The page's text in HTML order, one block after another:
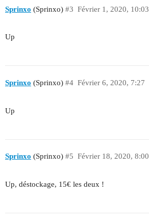
Sprinxo (Sprinxo) Février 1, 2020, 10:03
#3
Up
Sprinxo (Sprinxo) Février 6, 2020, 7:27
#4
Up
Sprinxo (Sprinxo) Février 18, 2020, 8:00
#5
Up, déstockage, 15€ les deux !